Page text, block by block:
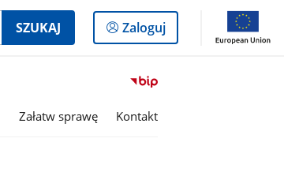
SZUKAJ
Logowanie
do
Zaloguj
Przejdź
serwisu
Załatw sprawę Kontakt